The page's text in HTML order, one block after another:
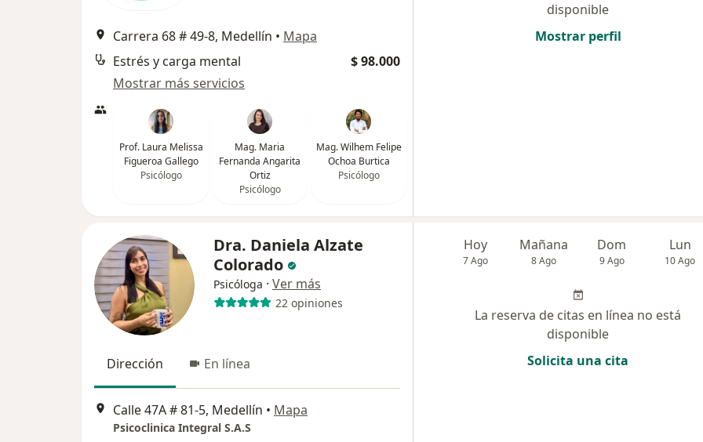
Carrera 68 # 49-8, Medellín • Mapa
Estrés y carga mental
$ 98.000
Mostrar más servicios
Prof. Laura Melissa
Figueroa Gallego
Psicólogo
Mag. Maria
Fernanda Angarita
Ortiz
Psicólogo
Mag. Wilhem Felipe
Ochoa Burtica
Psicólogo
disponible
Mostrar perfil
Dra. Daniela Alzate
Colorado
Psicóloga · Ver más
22 opiniones
Dirección En línea
Calle 47A # 81-5, Medellín • Mapa
Psicoclinica Integral S.A.S
Hoy
7 Ago
Mañana
8 Ago
Dom
9 Ago
Lun
10 Ago
La reserva de citas en línea no está
disponible
Solicita una cita